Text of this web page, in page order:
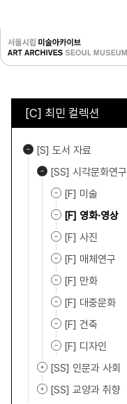
[C] 최민 컬렉션
[S] 도서 자료
[SS] 시각문화연구
[F] 미술
[F] 영화·영상
[F] 사진
[F] 매체연구
[F] 만화
[F] 대중문화
[F] 건축
[F] 디자인
[SS] 인문과 사회
[SS] 교양과 취향